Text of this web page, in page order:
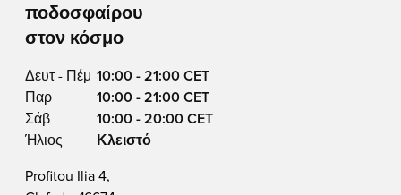
ποδοσφαίρου
στον κόσμο
Δευτ - Πέμ 10:00 - 21:00 CET
Παρ
10:00 - 21:00 CET
Σάβ
10:00 - 20:00 CET
Ήλιος
Κλειστό
Profitou Ilia 4,